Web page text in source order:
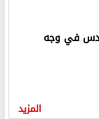
في وجه
المزيد